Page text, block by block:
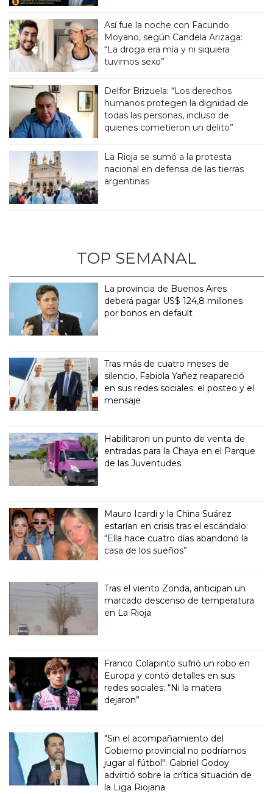
Así fue la noche con Facundo
Moyano, según Candela Arizaga:
“La droga era mía y ni siquiera
tuvimos sexo”
Delfor Brizuela: “Los derechos
humanos protegen la dignidad de
todas las personas, incluso de
quienes cometieron un delito”
La Rioja se sumó a la protesta
nacional en defensa de las tierras
argentinas
TOP SEMANAL
La provincia de Buenos Aires
deberá pagar US$ 124,8 millones
por bonos en default
Tras más de cuatro meses de
silencio, Fabiola Yañez reapareció
en sus redes sociales: el posteo y el
mensaje
Habilitaron un punto de venta de
entradas para la Chaya en el Parque
de las Juventudes.
Mauro Icardi y la China Suárez
estarían en crisis tras el escándalo:
“Ella hace cuatro días abandonó la
casa de los sueños”
Tras el viento Zonda, anticipan un
marcado descenso de temperatura
en La Rioja
Franco Colapinto sufrió un robo en
Europa y contó detalles en sus
redes sociales: “Ni la matera
dejaron”
"Sin el acompañamiento del
Gobierno provincial no podríamos
jugar al fútbol": Gabriel Godoy
advirtió sobre la crítica situación de
la Liga Riojana